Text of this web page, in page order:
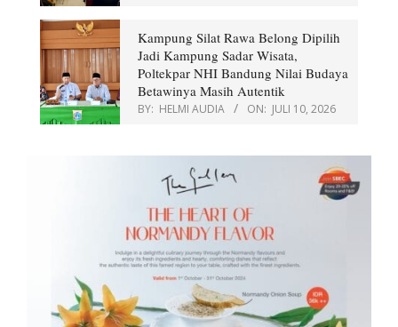
Kampung Silat Rawa Belong Dipilih
Jadi Kampung Sadar Wisata,
Poltekpar NHI Bandung Nilai Budaya
Betawinya Masih Autentik
BY: HELMI AUDIA ON: JULI 10, 2026